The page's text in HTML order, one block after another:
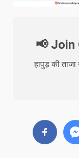
📢 Join
हापुड़ की